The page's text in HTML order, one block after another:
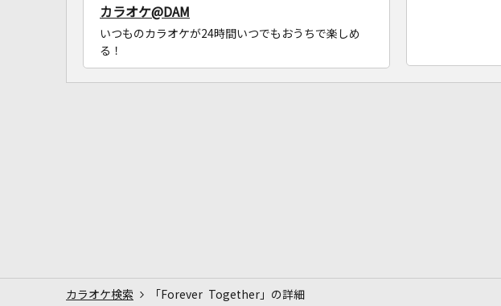
カラオケ@DAM
いつものカラオケが24時間いつでもおうちで楽しめ
る！
カラオケ検索 「Forever Together」の詳細